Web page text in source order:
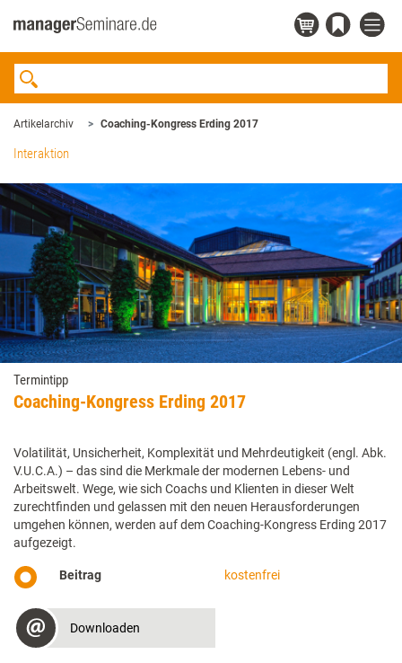
Artikelarchiv Coaching-Kongress ­Erding 2017
Interaktion
Termintipp
Coaching-Kongress ­Erding 2017
Volatilität, Unsicherheit, Komplexität und Mehrdeutigkeit (engl. Abk.
V.U.C.A.) – das sind die Merkmale der modernen Lebens- und
Arbeitswelt. Wege, wie sich Coachs und Klienten in dieser Welt
zurechtfinden und gelassen mit den neuen Herausforderungen
umgehen können, werden auf dem Coaching-Kongress Erding 2017
aufgezeigt.
Beitrag kostenfrei
Downloaden